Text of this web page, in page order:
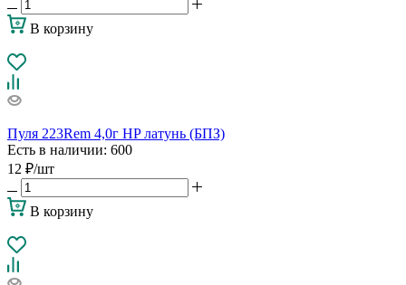
В корзину
Пуля 223Rem 4,0г HP латунь (БПЗ)
Есть в наличии: 600
12 ₽/шт
В корзину